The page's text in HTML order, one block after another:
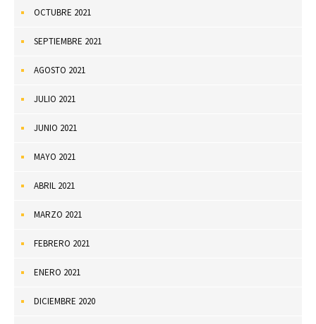
OCTUBRE 2021
SEPTIEMBRE 2021
AGOSTO 2021
JULIO 2021
JUNIO 2021
MAYO 2021
ABRIL 2021
MARZO 2021
FEBRERO 2021
ENERO 2021
DICIEMBRE 2020